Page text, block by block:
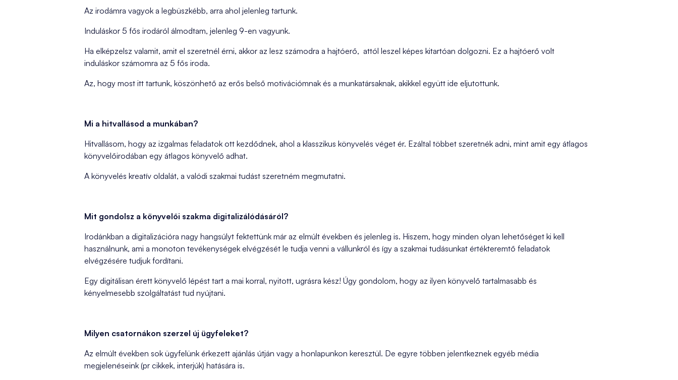
Az irodámra vagyok a legbüszkébb, arra ahol jelenleg tartunk.
Induláskor 5 fős irodáról álmodtam, jelenleg 9-en vagyunk.
Ha elképzelsz valamit, amit el szeretnél érni, akkor az lesz számodra a hajtóerő, attól leszel képes kitartóan dolgozni. Ez a hajtóerő volt
induláskor számomra az 5 fős iroda.
Az, hogy most itt tartunk, köszönhető az erős belső motivációmnak és a munkatársaknak, akikkel együtt ide eljutottunk.
Mi a hitvallásod a munkában?
Hitvallásom, hogy az izgalmas feladatok ott kezdődnek, ahol a klasszikus könyvelés véget ér. Ezáltal többet szeretnék adni, mint amit egy átlagos
könyvelőirodában egy átlagos könyvelő adhat.
A könyvelés kreatív oldalát, a valódi szakmai tudást szeretném megmutatni.
Mit gondolsz a könyvelői szakma digitalizálódásáról?
Irodánkban a digitalizációra nagy hangsúlyt fektettünk már az elmúlt években és jelenleg is. Hiszem, hogy minden olyan lehetőséget ki kell
használnunk, ami a monoton tevékenységek elvégzését le tudja venni a vállunkról és így a szakmai tudásunkat értékteremtő feladatok
elvégzésére tudjuk fordítani.
Egy digitálisan érett könyvelő lépést tart a mai korral, nyitott, ugrásra kész! Úgy gondolom, hogy az ilyen könyvelő tartalmasabb és
kényelmesebb szolgáltatást tud nyújtani.
Milyen csatornákon szerzel új ügyfeleket?
Az elmúlt években sok ügyfelünk érkezett ajánlás útján vagy a honlapunkon keresztül. De egyre többen jelentkeznek egyéb média
megjelenéseink (pr cikkek, interjúk) hatására is.